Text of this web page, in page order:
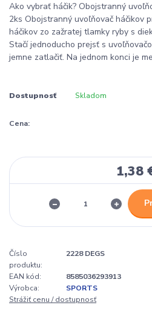
Ako vybrať háčik? Obojstranný
2ks Obojstranný uvoľňovač háčikov
háčikov zo zažratej tlamky ryby s
Stačí jednoducho prejsť s
jemne zatlačiť. Na jednom konci je
Dostupnosť Skladom
Cena:
1,38
Číslo
produktu:
2228 DEGS
EAN kód:
8585036293913
Výrobca:
SPORTS
Strážiť cenu / dostupnosť